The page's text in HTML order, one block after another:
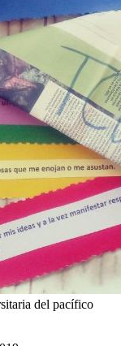
del pacífico